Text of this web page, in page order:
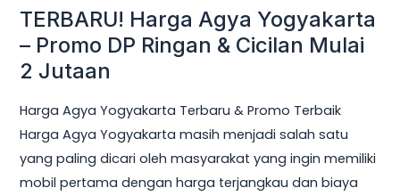
TERBARU! Harga Agya Yogyakarta
– Promo DP Ringan & Cicilan Mulai
2 Jutaan
Harga Agya Yogyakarta Terbaru & Promo Terbaik
Harga Agya Yogyakarta masih menjadi salah satu
yang paling dicari oleh masyarakat yang ingin memiliki
mobil pertama dengan harga terjangkau dan biaya
2
Jutaan